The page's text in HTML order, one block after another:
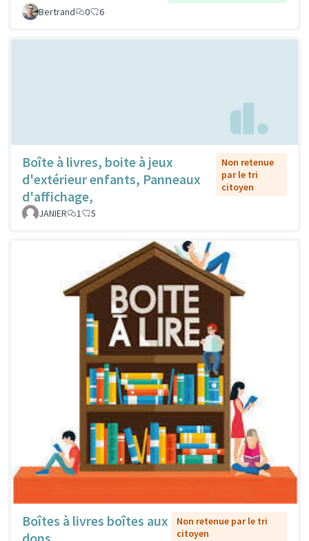
Bertrand
0 6
Boîte à livres, boite à jeux
d'extérieur enfants, Panneaux
d'affichage,
Non retenue
par le tri
citoyen
JANIER 1 5
Boîtes à livres boîtes aux
Non retenue par le tri
citoyen